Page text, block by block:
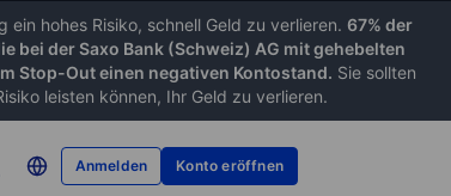
hohes Risiko, schnell Geld zu verlieren. 67% der
bei der Saxo Bank (Schweiz) AG mit gehebelten
Stop-Out einen negativen Kontostand. Sie sollten
leisten können, Ihr Geld zu verlieren.
Anmelden Konto eröffnen